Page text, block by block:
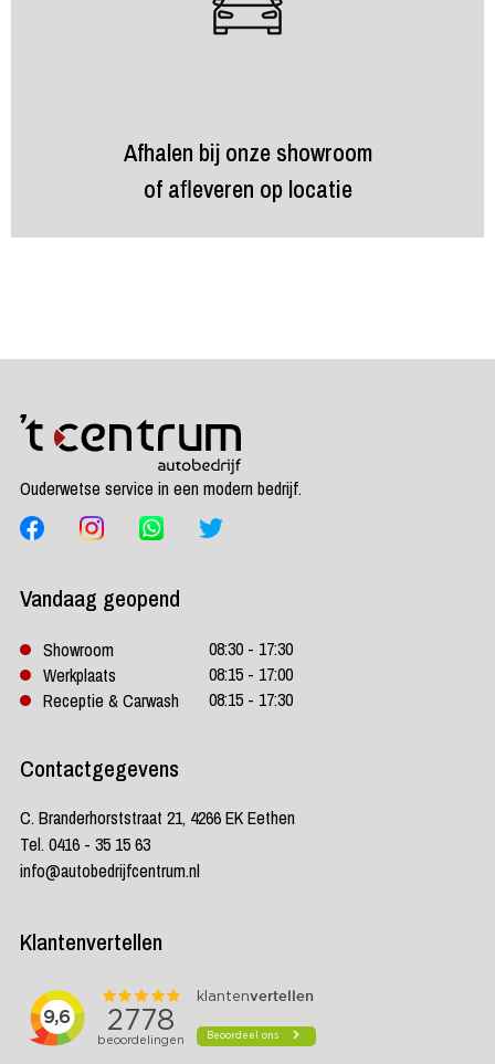
Afhalen bij onze showroom
of aﬂeveren op locatie
Ouderwetse service in een modern bedrijf.
Vandaag geopend
Showroom
08:30 - 17:30
Werkplaats
08:15 - 17:00
Receptie & Carwash
08:15 - 17:30
Contactgegevens
C. Branderhorststraat 21, 4266 EK Eethen
Tel. 0416 - 35 15 63
info@autobedrijfcentrum.nl
Klantenvertellen